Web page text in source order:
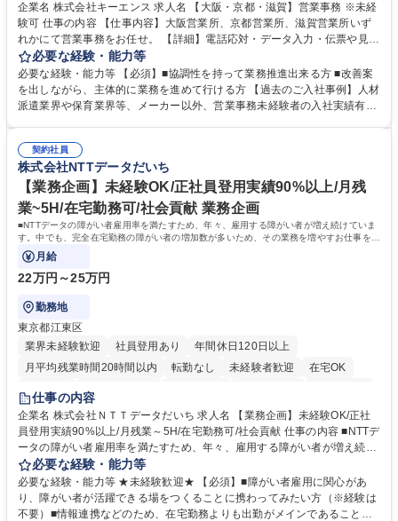
企業名 株式会社キーエンス 求人名 【大阪・京都・滋賀】営業事務 ※未経
験可 仕事の内容 【仕事内容】大阪営業所、京都営業所、滋賀営業所いず
れかにて営業事務をお任せ。 【詳細】電話応対・データ入力・伝票や見積
の作成・カタログ送付・来客対応・営業所内で発生する事務業務や業務改
善をお任せ。 【教育制度】ご入社後、育成担当とペアになりながらOJTに
て業務を覚えていただくことが可能です。業務システムがきちんと構築さ
れているため、スムーズに仕事に慣れることができる環境です。また、
募集職種 【大阪・京都・滋賀】営業事務 ※未経験可
必要な経験・能力等
必要な経験・能力等 【必須】■協調性を持って業務推進出来る方 ■改善案
を出しながら、主体的に業務を進めて行ける方 【過去のご入社事例】人材
派遣業界や保育業界等、メーカー以外、営業事務未経験者の入社実績有
えて、お客様や社員の状況に合わせ、能動的なサポート、改善の動きも期
待され。組織を支えるスペシャリストとして、チームに貢献し、結果的に
社員から頼られる存在になることができます。平均19:30の退勤以降の業
務の持ち帰りも禁止されており、メリハリのある働き方となります。 学
歴・資格 学歴：大学院 大学 高専 短大 語学力： 資格：
契約社員
株式会社NTTデータだいち
【業務企画】未経験OK/正社員登用実績90%以上/月残
業~5H/在宅勤務可/社会貢献 業務企画
■NTTデータの障がい者雇用率を満たすため、年々、雇用する障がい者が増え続けていま
す。中でも、完全在宅勤務の障がい者の増加数が多いため、その業務を増やすお仕事を担
っていただきます。
月給
22万円～25万円
勤務地
東京都江東区
業界未経験歓迎
社員登用あり
年間休日120日以上
月平均残業時間20時間以内
転勤なし 未経験者歓迎
在宅OK
育休あり
完全週休2日制
仕事の内容
企業名 株式会社ＮＴＴデータだいち 求人名 【業務企画】未経験OK/正社
員登用実績90%以上/月残業～5H/在宅勤務可/社会貢献 仕事の内容 ■NTTデ
ータの障がい者雇用率を満たすため、年々、雇用する障がい者が増え続け
ています。中でも、完全在宅勤務の障がい者の増加数が多いため、その業
務を増やすお仕事を担っていただきます。 【詳細】■既存業務の拡大およ
び運用のサポート(オペレーション業務:申請書の作成代行等) ■新規事業・
サービスの企画立案および推進 障がい者の方にどんな仕事があると良いか
必要な経験・能力等
必要な経験・能力等 ★未経験歓迎★ 【必須】■障がい者雇用に関心があ
り、障がい者が活躍できる場をつくることに携わってみたい方（※経験は
不要）■情報連携などのため、在宅勤務よりも出勤がメインであることに